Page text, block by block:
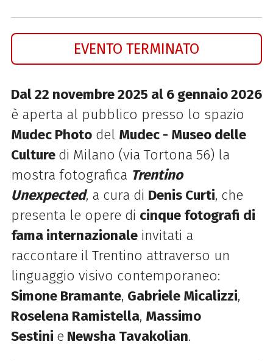
EVENTO TERMINATO
Dal 22 novembre 2025 al 6 gennaio 2026
è aperta al pubblico presso lo spazio
Mudec Photodel Mudec - Museo delle
Culture di Milano (via Tortona 56) la
mostra fotografica Trentino
Unexpected, a cura di Denis Curti, che
presenta le opere di cinque fotografi di
fama internazionaleinvitati a
raccontare il Trentino attraverso un
linguaggio visivo contemporaneo:
Simone Bramante, Gabriele Micalizzi,
Roselena Ramistella, Massimo
Sestini e Newsha Tavakolian.